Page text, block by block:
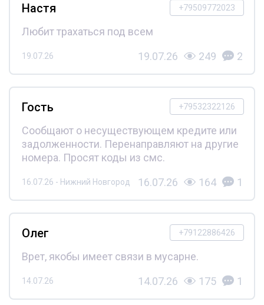
+79509772023
Настя
Любит трахаться под всем
19.07.26 19.07.26 249 2
+79532322126
Гость
Сообщают о несуществующем кредите или
задолженности. Перенаправляют на другие
номера. Просят коды из смс.
16.07.26 - Нижний Новгород 16.07.26 164 1
+79122886426
Олег
Врет, якобы имеет связи в мусарне.
14.07.26 14.07.26 175 1